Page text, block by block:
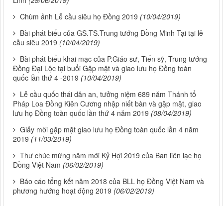
Chùm ảnh Lễ cầu siêu họ Đồng 2019 (10/04/2019)
Bài phát biểu của GS.TS.Trung tướng Đồng Minh Tại tại lễ
cầu siêu 2019 (10/04/2019)
Bài phát biểu khai mạc của P.Giáo sư, Tiến sỹ, Trung tướng
Đồng Đại Lộc tại buổi Gặp mặt và giao lưu họ Đồng toàn
quốc lần thứ 4 -2019 (10/04/2019)
Lễ cầu quốc thái dân an, tưởng niệm 689 năm Thánh tổ
Pháp Loa Đồng Kiên Cương nhập niết bàn và gặp mặt, giao
lưu họ Đồng toàn quốc lần thứ 4 năm 2019 (08/04/2019)
Giấy mời gặp mặt giao lưu họ Đồng toàn quốc lần 4 năm
2019 (11/03/2019)
Thư chúc mừng năm mới Kỷ Hợi 2019 của Ban liên lạc họ
Đồng Việt Nam (06/02/2019)
Báo cáo tổng kết năm 2018 của BLL họ Đồng Việt Nam và
phương hướng hoạt động 2019 (06/02/2019)